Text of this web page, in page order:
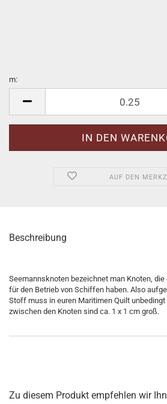
m:
AUF DEN
Beschreibung
Seemannsknoten bezeichnet man Knoten,
für den Betrieb von Schiffen haben. Also
Stoff muss in euren Maritimen Quilt
zwischen den Knoten sind ca. 1 x 1 cm groß.
Zu diesem Produkt empfehlen wir